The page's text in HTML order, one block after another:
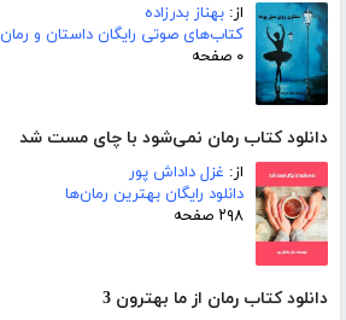
از: بهناز بدرزاده
کتاب‌های صوتی رایگان داستان و رمان
۰ صفحه
دانلود کتاب رمان نمی‌شود با چای مست شد
از: غزل داداش پور
دانلود رایگان بهترین رمان‌ها
۲۹۸ صفحه
دانلود کتاب رمان از ما بهترون 3